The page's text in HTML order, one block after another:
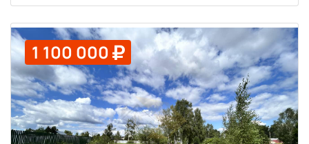
1 100 000